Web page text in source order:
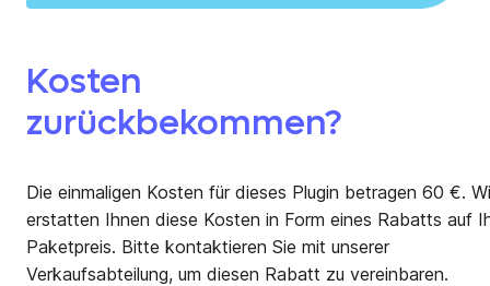
Kosten
zurückbekommen?
Die einmaligen Kosten für dieses Plugin betragen 60 €.
erstatten Ihnen diese Kosten in Form eines Rabatts auf
Paketpreis. Bitte kontaktieren Sie mit unserer
Verkaufsabteilung, um diesen Rabatt zu vereinbaren.